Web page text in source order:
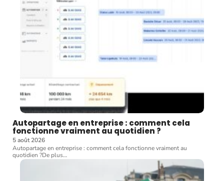
Autopartage en entreprise : comment cela
fonctionne vraiment au quotidien ?
5 août 2026
Autopartage en entreprise : comment cela fonctionne vraiment au
quotidien ?De plus…